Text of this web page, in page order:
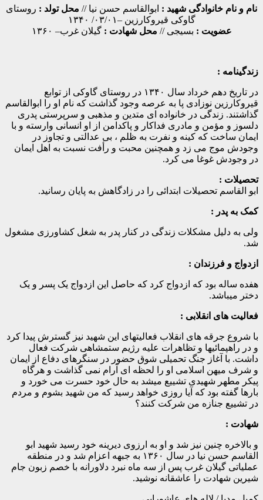
نام و نام خانوادگی شهید : ابوالقاسم حسن نیا // محل تولد : روستای
گاوکی قیروکارزین –۰۳/۰۱/ ۱۳۴۰
عضویت : بسیجی // محل شهادت : گیلان غرب– ۱۳۶۰
زندگینامه :
در تاریخ دهم خرداد سال ۱۳۴۰ در روستای گاوکی از توابع
قیروکارزین نوزادی پا به عرصه وجود گذاشت که نام او را ابوالقاسم
گذاشتند. زندگی در خانواده ای متدین و مذهبی و سرپرستی پدری
دلسوز و مؤمن و مادری فداکار و پاکدامن از او انسانی وارسته و با
ایمان ساخت که کینه و نفرت به ظلم ، بی عدالتی و تجاوز در
وجودش موج می زد و همچنین محبت و رأفت نسبت به اهل ایمان
در وجودش غوغا می کرد.
تحصیلات :
ابو القاسم تحصیلات ابتدائی را در زادگاهش به پایان رسانید.
کمک به پدر :
ولی به دلیل مشکلات زندگی در کنار پدر به شغل کشاورزی مشغول
شد.
ازدواج و فرزندان :
هفده ساله بود که ازدواج کرد که حاصل این ازدواج یک پسر و یک
دختر میباشد.
فعالیت های انقلابی :
با شروع جرقه های انقلاب فعالیتهای این شهید نیز گسترش پیدا کرد
و در راهپمائیها و تظاهرات علیه رژیم ستمشاهی شرکت فعال
داشت. با آغاز جنگ تحمیلی شوق حضور در سنگرهای دفاع از ایمان
و شرف میهن اسلامی او را لحظه ای آرام نمی گذاشت و هرگاه
پیکر مطهر شهیدی تشییع میشد به حال خود حسرت می خورد و
بارها گفته بود که آیا روزی خواهد رسید که من شهید بشوم و مردم
در تشییع جنازه من شرکت کنند؟
شهادت :
و بالاخره چنین نیز شد و او به ارزوی دیرینه خود رسید شهید ابو
القاسم حسن نیا در سال ۱۳۶۰ به جبهه اعزام شد و در منطقه
عملیاتی گیلان غرب پس از سه ماه نبرد دلاورانه با خصم زبون جام
شیرین شهادت را عاشقانه نوشید.